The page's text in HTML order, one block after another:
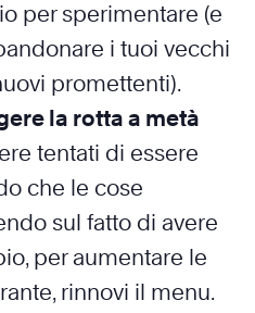
per sperimentare (e
i tuoi vecchi
promettenti).
la rotta a metà
tentati di essere
che le cose
sul fatto di avere
per aumentare le
rinnovi il menu.